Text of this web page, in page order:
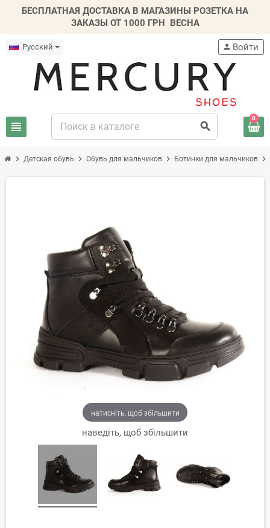
БЕСПЛАТНАЯ ДОСТАВКА В МАГАЗИНЫ РОЗЕТКА НА
ЗАКАЗЫ ОТ 1000 ГРН ВЕСНА
Русский
view_headline search
person Войти
0
chevron_right Детская обувь chevron_right Обувь для мальчиков chevron_right Ботинки для мальчиков chevron_right
натисніть, щоб збільшити
наведіть, щоб збільшити